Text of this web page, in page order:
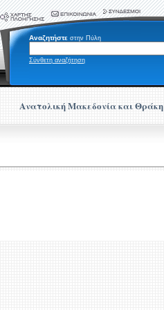
Αναζητήστε στην Πύλη
Σύνθετη αναζήτηση
Ανατολική Μακεδονία και Θράκη